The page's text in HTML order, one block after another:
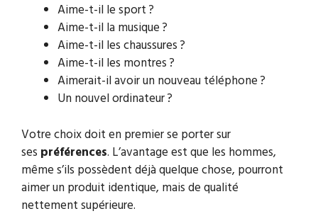
Aime-t-il le sport ?
Aime-t-il la musique ?
Aime-t-il les chaussures ?
Aime-t-il les montres ?
Aimerait-il avoir un nouveau téléphone ?
Un nouvel ordinateur ?
Votre choix doit en premier se porter sur
ses préférences. L’avantage est que les hommes,
même s’ils possèdent déjà quelque chose, pourront
aimer un produit identique, mais de qualité
nettement supérieure.